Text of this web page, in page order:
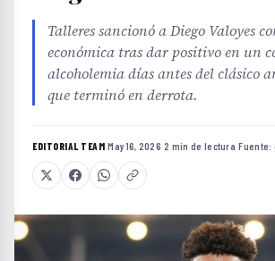
Talleres sancionó a Diego Valoyes
económica tras dar positivo en un
alcoholemia días antes del clásico
que terminó en derrota.
EDITORIAL TEAM·May 16, 2026·2 min de lectura·Fuente: